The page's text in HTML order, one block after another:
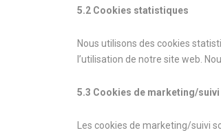
5.2 Cookies statistiques
Nous utilisons des cookies
l’utilisation de notre site web.
5.3 Cookies de marketing/suivi
Les cookies de marketing/suivi